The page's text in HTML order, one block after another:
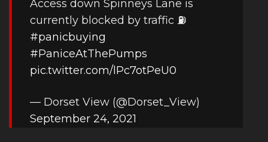
Access down Spinneys Lane is
currently blocked by traffic ⛽️
#panicbuying
#PaniceAtThePumps
pic.twitter.com/lPc7otPeU0
— Dorset View (@Dorset_View)
September 24, 2021